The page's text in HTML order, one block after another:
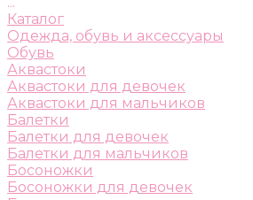
Каталог
Одежда, обувь и аксессуары
Обувь
Аквастоки
Аквастоки для девочек
Аквастоки для мальчиков
Балетки
Балетки для девочек
Балетки для мальчиков
Босоножки
Босоножки для девочек